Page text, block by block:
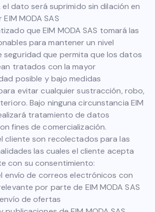
el dato será suprimido sin dilación en
MODA SAS
que EIM MODA SAS tomará las
para mantener un nivel
seguridad que permita que los datos
tratados con la mayor
posible y bajo medidas
evitar cualquier sustracción, robo,
Bajo ninguna circunstancia EIM
tratamiento de datos
fines de comercialización.
cliente son recolectados para las
las cuales el cliente acepta
con su consentimiento:
envío de correos electrónicos con
por parte de EIM MODA SAS
de ofertas